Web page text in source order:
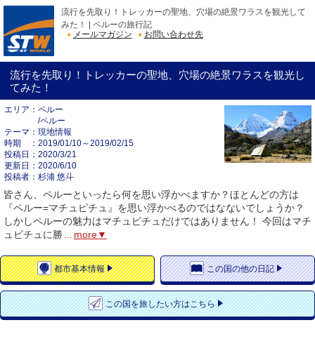
流行を先取り！トレッカーの聖地、穴場の絶景ワラスを観光して
みた！ | ペルーの旅行記
メールマガジン
お問い合わせ先
流行を先取り！トレッカーの聖地、穴場の絶景ワラスを観光し
てみた！
エリア
ペルー
/ペルー
テーマ
現地情報
時期
2019/01/10～2019/02/15
投稿日
2020/3/21
更新日
2020/6/10
投稿者
杉浦 悠斗
皆さん、ペルーといったら何を思い浮かべますか？ほとんどの方は
『ペルー=マチュピチュ』を思い浮かべるのではなないでしょうか？
しかしペルーの魅力はマチュピチュだけではありません！ 今回はマチ
ュピチュに勝
more▼
都市基本情報 この国の他の日記
この国を旅したい方はこちら